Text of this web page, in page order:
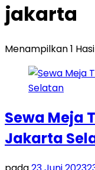
jakarta
Menampilkan 1
Sewa Meja
Jakarta